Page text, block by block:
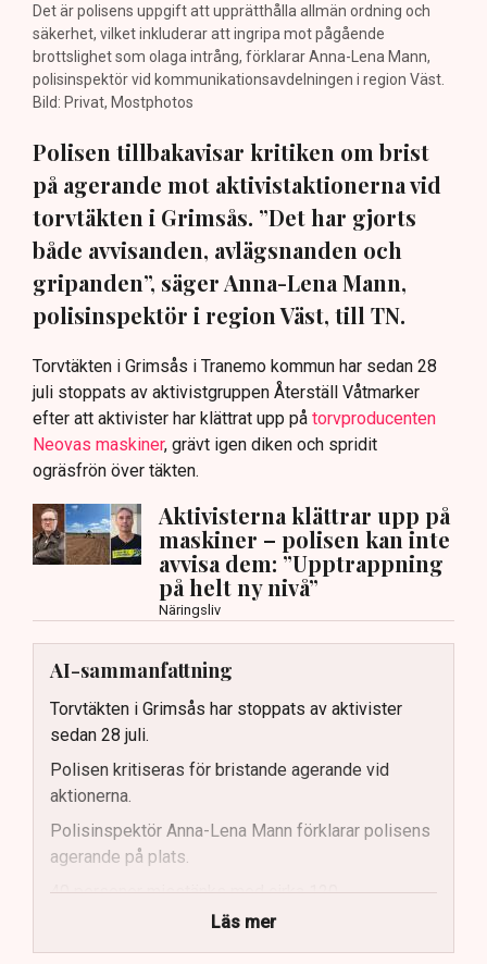
Det är polisens uppgift att upprätthålla allmän ordning och
säkerhet, vilket inkluderar att ingripa mot pågående
brottslighet som olaga intrång, förklarar Anna-Lena Mann,
polisinspektör vid kommunikationsavdelningen i region Väst.
Bild: Privat, Mostphotos
Polisen tillbakavisar kritiken om brist
på agerande mot aktivistaktionerna vid
torvtäkten i Grimsås. ”Det har gjorts
både avvisanden, avlägsnanden och
gripanden”, säger Anna-Lena Mann,
polisinspektör i region Väst, till TN.
Torvtäkten i Grimsås i Tranemo kommun har sedan 28
juli stoppats av aktivistgruppen Återställ Våtmarker
efter att aktivister har klättrat upp på torvproducenten
Neovas maskiner, grävt igen diken och spridit
ogräsfrön över täkten.
Aktivisterna klättrar upp på
maskiner – polisen kan inte
avvisa dem: ”Upptrappning
på helt ny nivå”
Näringsliv
AI-sammanfattning
Torvtäkten i Grimsås har stoppats av aktivister
sedan 28 juli.
Polisen kritiseras för bristande agerande vid
aktionerna.
Polisinspektör Anna-Lena Mann förklarar polisens
agerande på plats.
40 personer misstänks med cirka 120
brottsmisstankar kopplade.
Polisen använder drönare och uniformerad polis
Läs mer